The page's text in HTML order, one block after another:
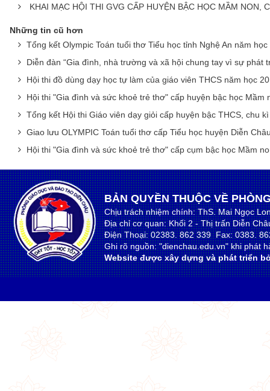
KHAI MẠC HỘI THI GVG CẤP HUYỆN BẬC HỌC MẦM NON,
Những tin cũ hơn
Tổng kết Olympic Toán tuổi thơ Tiểu học tỉnh Nghệ An năm
Diễn đàn “Gia đình, nhà trường và xã hội chung tay vì sự phát
Hội thi đồ dùng dạy học tự làm của giáo viên THCS năm học
Hội thi "Gia đình và sức khoẻ trẻ thơ" cấp huyện bậc học Mầm
Tổng kết Hội thi Giáo viên dạy giỏi cấp huyện bậc THCS, chu
Giao lưu OLYMPIC Toán tuổi thơ cấp Tiểu học huyện Diễn
Hội thi "Gia đình và sức khoẻ trẻ thơ" cấp cụm bậc học Mầm
BẢN QUYỀN THUỘC VỀ
Chịu trách nhiệm chính: ThS. Mai Ngọc
Địa chỉ cơ quan: Khối 2 - Thị trấn Diễn
Điện Thoại: 02383. 862 339 Fax: 0383.
Ghi rõ nguồn: "dienchau.edu.vn" khi phát
Website được xây dựng và phát triển